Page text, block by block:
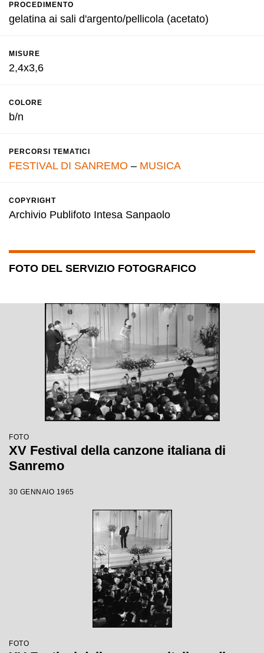
PROCEDIMENTO
gelatina ai sali d'argento/pellicola (acetato)
MISURE
2,4x3,6
COLORE
b/n
PERCORSI TEMATICI
FESTIVAL DI SANREMO – MUSICA
COPYRIGHT
Archivio Publifoto Intesa Sanpaolo
FOTO DEL SERVIZIO FOTOGRAFICO
FOTO
XV Festival della canzone italiana di
Sanremo
30 GENNAIO 1965
FOTO